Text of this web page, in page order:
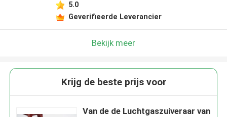
5.0
Geverifieerde Leverancier
Bekijk meer
Krijg de beste prijs voor
Van de de Luchtgaszuiveraar van